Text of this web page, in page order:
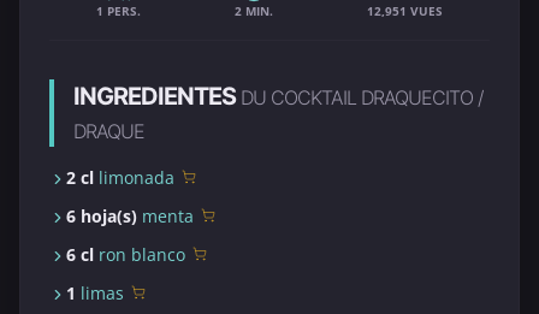
1 PERS. 2 MIN. 12,951 VUES
INGREDIENTES DU COCKTAIL DRAQUECITO /
DRAQUE
2 cl limonada
6 hoja(s) menta
6 cl ron blanco
1 limas